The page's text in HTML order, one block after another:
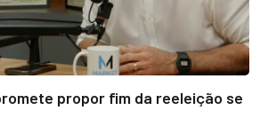
propor fim da reeleição se